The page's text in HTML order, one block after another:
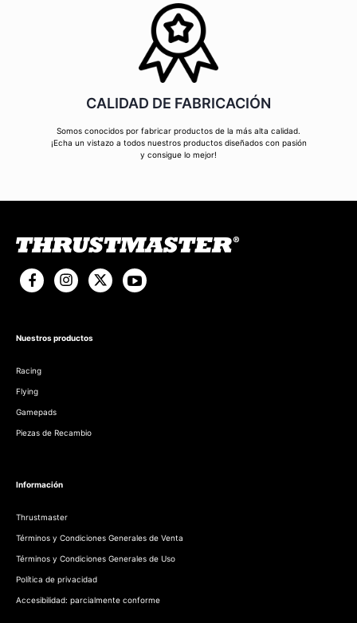
CALIDAD DE FABRICACIÓN
Somos conocidos por fabricar productos de la más alta calidad.
¡Echa un vistazo a todos nuestros productos diseñados con pasión
y consigue lo mejor!
Nuestros productos
Racing
Flying
Gamepads
Piezas de Recambio
Información
Thrustmaster
Términos y Condiciones Generales de Venta
Términos y Condiciones Generales de Uso
Política de privacidad
Accesibilidad: parcialmente conforme